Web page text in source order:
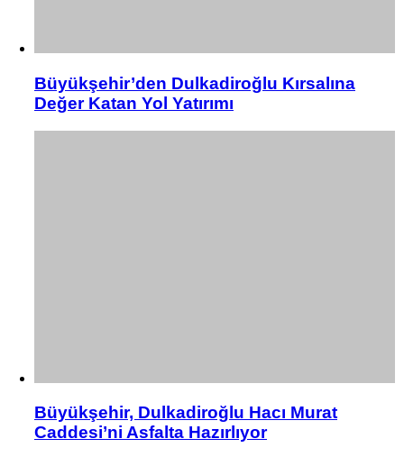
Büyükşehir’den Dulkadiroğlu Kırsalına
Değer Katan Yol Yatırımı
Büyükşehir, Dulkadiroğlu Hacı Murat
Caddesi’ni Asfalta Hazırlıyor